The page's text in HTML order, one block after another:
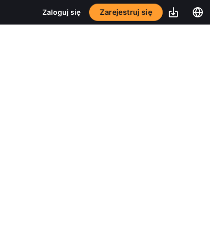
Zaloguj się Zarejestruj się